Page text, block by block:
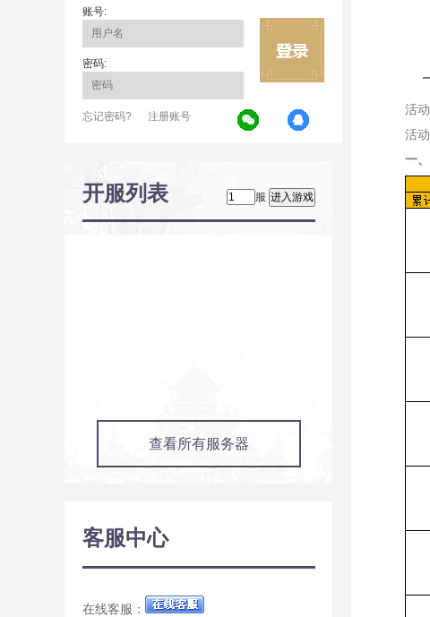
账号:
密码:
忘记密码? 注册账号
开服列表 服
查看所有服务器
客服中心
在线客服：
活
活
一